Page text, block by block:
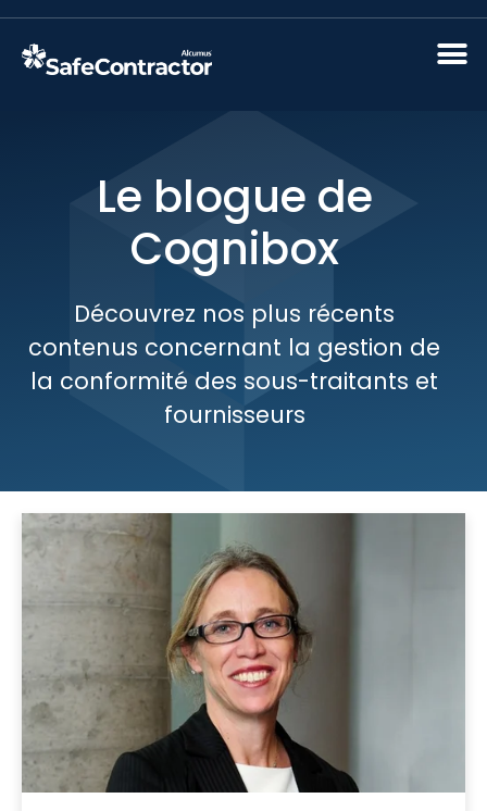
Le blogue de
Cognibox
Découvrez nos plus récents
contenus concernant la gestion de
la conformité des sous-traitants et
fournisseurs